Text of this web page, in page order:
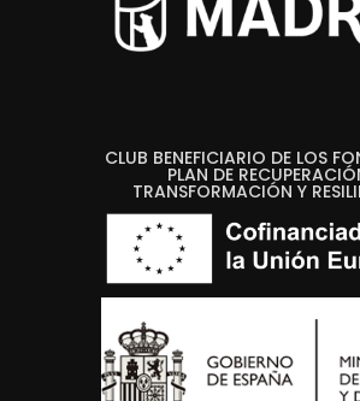
CLUB BENEFICIARIO DE LOS
PLAN DE
TRANSFORMACIÓN Y